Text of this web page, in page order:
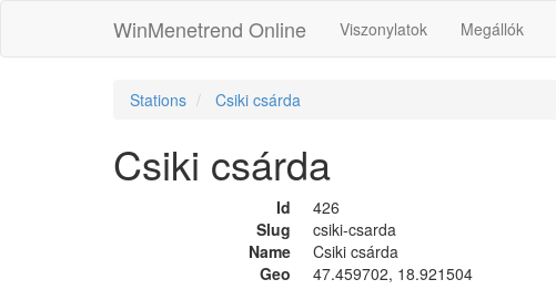
WinMenetrend Online Viszonylatok Megállók
Stations Csiki csárda
Csiki csárda
Id
426
Slug
csiki-csarda
Name
Csiki csárda
Geo
47.459702, 18.921504